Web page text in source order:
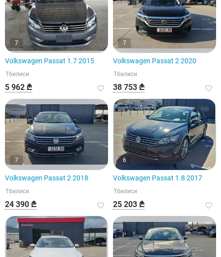
7
Volkswagen Passat 1.7 2015
Тбилиси
5 962 ₾
7
Volkswagen Passat 2 2020
Тбилиси
38 753 ₾
7
Volkswagen Passat 2 2018
Тбилиси
24 390 ₾
6
Volkswagen Passat 1.8 2017
Тбилиси
25 203 ₾